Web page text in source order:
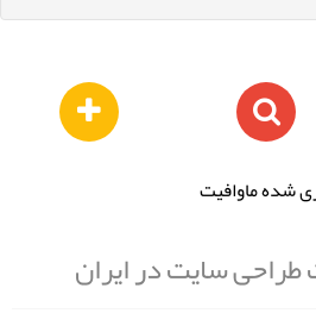
سایت در ایران